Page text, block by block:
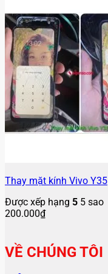
Thay mặt kính Vivo Y35
Được xếp hạng 5 5 sao
200.000₫
VỀ CHÚNG TÔI